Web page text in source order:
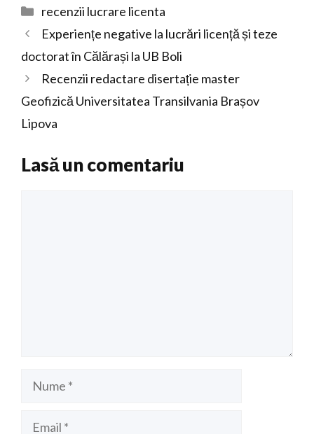
Categorii
recenzii lucrare licenta
Experiențe negative la lucrări licență și teze
doctorat în Călărași la UB Boli
Recenzii redactare disertație master
Geofizică Universitatea Transilvania Brașov
Lipova
Lasă un comentariu